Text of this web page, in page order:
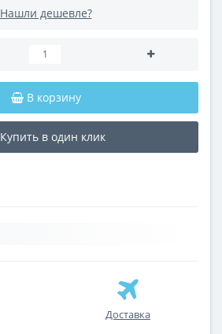
Нашли дешевле?
В корзину
Купить в один клик
Доставка